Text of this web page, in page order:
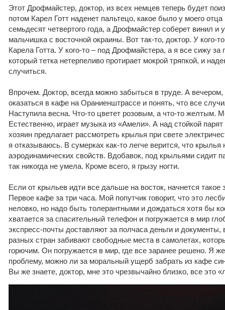
Этот Дрофмайстер, доктор, из всех немцев теперь будет
потом Карел Готт наденет пальтецо, какое было у моего
семьдесят четвертого года, а Дрофмайстер соберет винил и
мальчишка с восточной окраины. Вот так-то, доктор. У кого-
Карела Готта. У кого-то – под Дрофмайстера, а я все сижу за
который тетка нетерпеливо протирает мокрой тряпкой, и
случиться.
Впрочем. Доктор, всегда можно забыться в труде. А вечером,
оказаться в кафе на Ораниенштрассе и понять, что все
Наступила весна. Что-то цветет розовым, а что-то желтым.
Естественно, играет музыка из «Амели». А над стойкой
хозяин предлагает рассмотреть крылья при свете
я отказываюсь. В сумерках как-то легче верится, что крылья
аэродинамических свойств. Вдобавок, под крыльями сидит
так никогда не умела. Кроме всего, я грызу ногти.
Если от крыльев идти все дальше на восток, начнется такое
Первое кафе за три часа. Мой попутчик говорит, что это
неловко, но надо быть толерантными и дождаться хотя бы
хватается за спасительный телефон и погружается в мир
экспресс-почты доставляют за полчаса деньги и
разных стран забивают свободные места в самолетах,
горючим. Он погружается в мир, где все заранее решено. Я
проблему, можно ли за моральный ущерб забрать из кафе
Вы же знаете, доктор, мне это чрезвычайно близко, все это